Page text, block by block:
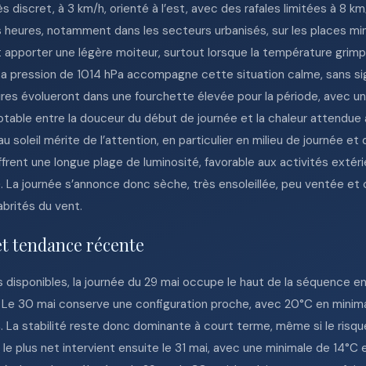
à 3 km/h, orienté à l’est, avec des rafales limitées à 8
notamment dans les secteurs urbanisés, sur les places
apporter une légère moiteur, surtout lorsque la température
pression de 1014 hPa accompagne cette situation calme, sans
évolueront dans une fourchette élevée pour la période, avec
entre la douceur du début de journée et la chaleur attendue
soleil mérite de l’attention, en particulier en milieu de journée
une longue plage de luminosité, favorable aux activités
La journée s’annonce donc sèche, très ensoleillée, peu ventée
du vent.
tendance récente
la journée du 29 mai occupe le haut de la séquence
30 mai conserve une configuration proche, avec 20°C en
La stabilité reste donc dominante à court terme, même si le
plus net intervient ensuite le 31 mai, avec une minimale de